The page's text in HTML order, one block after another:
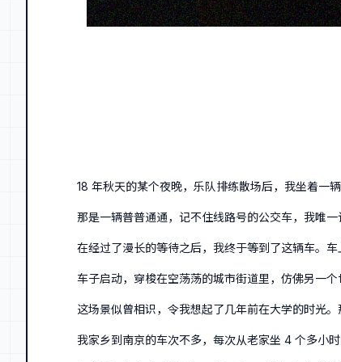
18 年秋天的某个夜晚，乐队排练散场后，我坐着一
那是一辆普普通通，记不住线路号的公交车，我唯
在经过了漫长的等待之后，我终于等到了这辆车。
车子启动，穿梭在空荡荡的城市街道里，仿佛另一
这场景似曾相识，令我想起了几年前在大学的时光
我家乡到南京的车次不多，每次从老家坐 4 个多小